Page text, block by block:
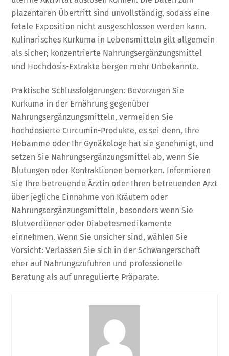
plazentaren Übertritt sind unvollständig, sodass eine
fetale Exposition nicht ausgeschlossen werden kann.
Kulinarisches Kurkuma in Lebensmitteln gilt allgemein
als sicher; konzentrierte Nahrungsergänzungsmittel
und Hochdosis-Extrakte bergen mehr Unbekannte.
Praktische Schlussfolgerungen: Bevorzugen Sie
Kurkuma in der Ernährung gegenüber
Nahrungsergänzungsmitteln, vermeiden Sie
hochdosierte Curcumin-Produkte, es sei denn, Ihre
Hebamme oder Ihr Gynäkologe hat sie genehmigt, und
setzen Sie Nahrungsergänzungsmittel ab, wenn Sie
Blutungen oder Kontraktionen bemerken. Informieren
Sie Ihre betreuende Ärztin oder Ihren betreuenden Arzt
über jegliche Einnahme von Kräutern oder
Nahrungsergänzungsmitteln, besonders wenn Sie
Blutverdünner oder Diabetesmedikamente
einnehmen. Wenn Sie unsicher sind, wählen Sie
Vorsicht: Verlassen Sie sich in der Schwangerschaft
eher auf Nahrungszufuhren und professionelle
Beratung als auf unregulierte Präparate.